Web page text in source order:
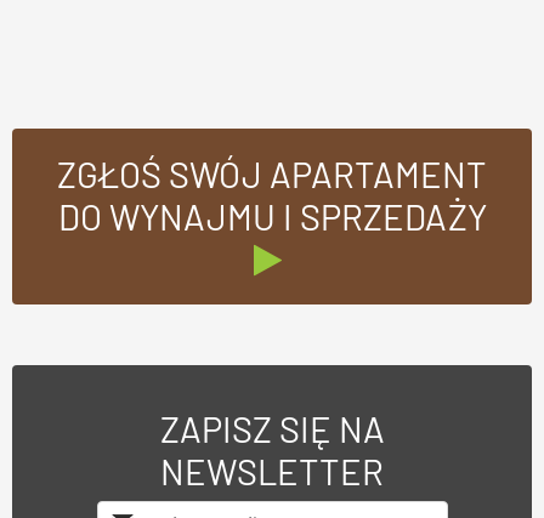
ZGŁOŚ SWÓJ APARTAMENT
DO WYNAJMU I SPRZEDAŻY
ZAPISZ SIĘ NA
NEWSLETTER